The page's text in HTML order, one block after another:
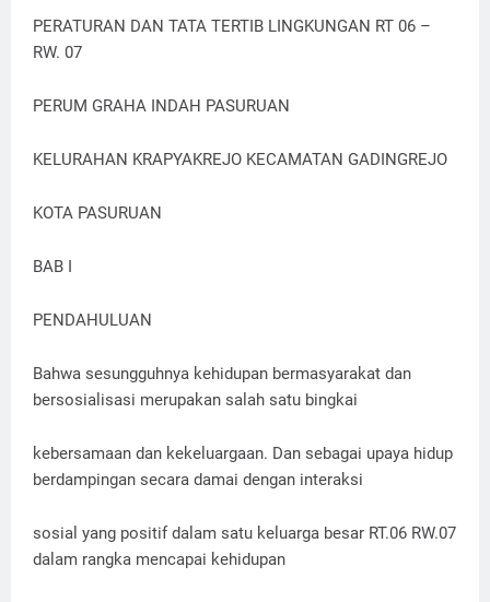
PERATURAN DAN TATA TERTIB LINGKUNGAN RT 06 –
RW. 07
PERUM GRAHA INDAH PASURUAN
KELURAHAN KRAPYAKREJO KECAMATAN GADINGREJO
KOTA PASURUAN
BAB I
PENDAHULUAN
Bahwa sesungguhnya kehidupan bermasyarakat dan
bersosialisasi merupakan salah satu bingkai
kebersamaan dan kekeluargaan. Dan sebagai upaya hidup
berdampingan secara damai dengan interaksi
sosial yang positif dalam satu keluarga besar RT.06 RW.07
dalam rangka mencapai kehidupan